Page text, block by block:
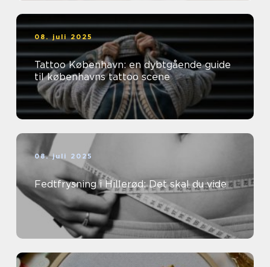
08. juli 2025
Tattoo København: en dybtgående guide
til københavns tattoo scene
08. juli 2025
Fedtfrysning i Hillerød: Det skal du vide